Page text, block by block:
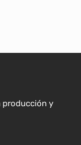
producción y